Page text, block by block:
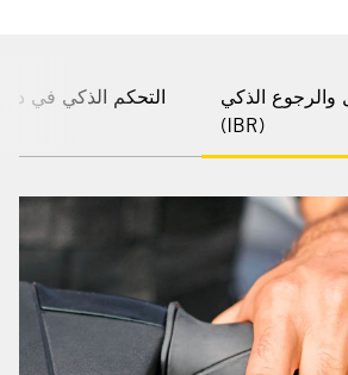
والرجوع الذكي
(IBR)
التحكم الذكي في